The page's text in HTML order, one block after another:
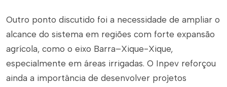
Outro ponto discutido foi a necessidade de ampliar o
alcance do sistema em regiões com forte expansão
agrícola, como o eixo Barra–Xique-Xique,
especialmente em áreas irrigadas. O Inpev reforçou
ainda a importância de desenvolver projetos